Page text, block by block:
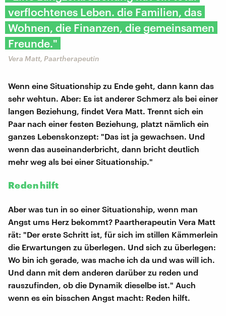
verflochtenes Leben. die Familien, das
Wohnen, die Finanzen, die gemeinsamen
Freunde."
Vera Matt, Paartherapeutin
Wenn eine Situationship zu Ende geht, dann kann das
sehr wehtun. Aber: Es ist anderer Schmerz als bei einer
langen Beziehung, findet Vera Matt. Trennt sich ein
Paar nach einer festen Beziehung, platzt nämlich ein
ganzes Lebenskonzept: "Das ist ja gewachsen. Und
wenn das auseinanderbricht, dann bricht deutlich
mehr weg als bei einer Situationship."
Reden hilft
Aber was tun in so einer Situationship, wenn man
Angst ums Herz bekommt? Paartherapeutin Vera Matt
rät: "Der erste Schritt ist, für sich im stillen Kämmerlein
die Erwartungen zu überlegen. Und sich zu überlegen:
Wo bin ich gerade, was mache ich da und was will ich.
Und dann mit dem anderen darüber zu reden und
rauszufinden, ob die Dynamik dieselbe ist." Auch
wenn es ein bisschen Angst macht: Reden hilft.